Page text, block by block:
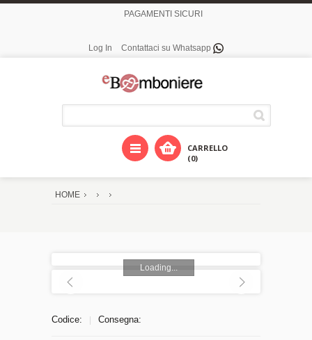
PAGAMENTI SICURI
Log In Contattaci su Whatsapp
CARRELLO
(0)
HOME
Loading...
Codice: Consegna: